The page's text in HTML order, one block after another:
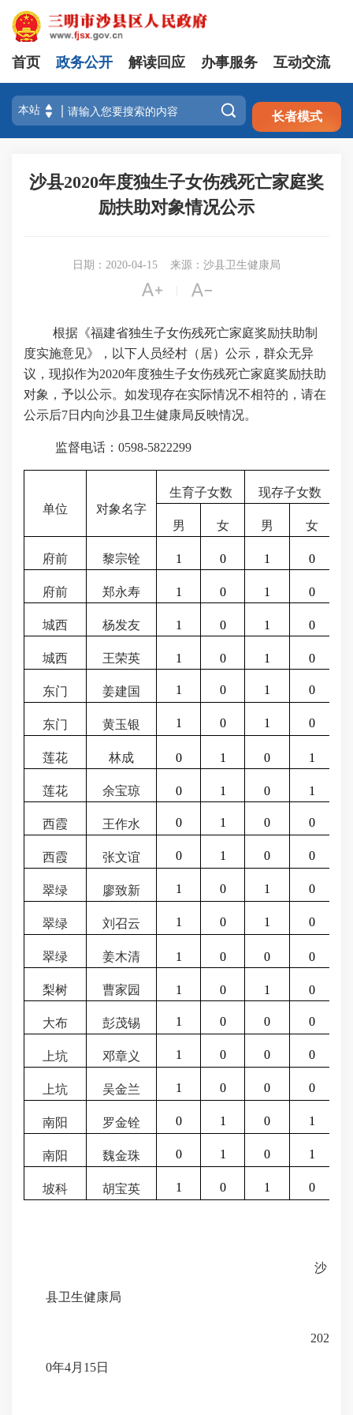
注册 登录
首页 政务公开 解读回应 办事服务 互动交流
 长者模式
沙县2020年度独生子女伤残死亡家庭奖
励扶助对象情况公示
日期：2020-04-15 来源：沙县卫生健康局
 
根据《福建省独生子女伤残死亡家庭奖励扶助制
度实施意见》，以下人员经村（居）公示，群众无异
议，现拟作为2020年度独生子女伤残死亡家庭奖励扶助
对象，予以公示。如发现存在实际情况不相符的，请在
公示后7日内向沙县卫生健康局反映情况。
监督电话： 0598-5822299
单位 对象名字
生育子女数 现存子女数
男
女 男 女
府前 黎宗铨 1 0 1 0
府前 郑永寿 1 0 1 0
城西 杨发友 1 0 1 0
城西 王荣英 1 0 1 0
东门 姜建国 1 0 1 0
东门 黄玉银 1 0 1 0
莲花 林成 0 1 0 1
莲花 余宝琼 0 1 0 1
西霞 王作水 0 1 0 0
西霞 张文谊 0 1 0 0
翠绿 廖致新 1 0 1 0
翠绿 刘召云 1 0 1 0
翠绿 姜木清 1 0 0 0
梨树 曹家园 1 0 1 0
大布 彭茂锡 1 0 0 0
上坑 邓章义 1 0 0 0
上坑 吴金兰 1 0 0 0
南阳 罗金铨 0 1 0 1
南阳 魏金珠 0 1 0 1
坡科 胡宝英 1 0 1 0
沙
县卫生健康局
202
0年4月 15日